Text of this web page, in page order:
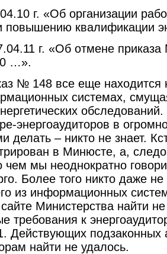
г. «Об организации
повышению квалификации
г. «Об отмене
…».
№ 148 все еще находится
системах,
энергоаудиторов в
делать – никто не знает.
в Минюсте, а,
чем мы неоднократно
Более того никто даже
из информационных
Министерства найти
требования к
Действующих подзаконных
найти не удалось.